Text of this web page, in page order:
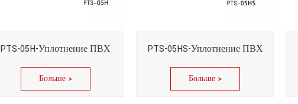
PTS-05H-Уплотнение ПВХ
Больше >
PTS-05HS-Уплотнение ПВХ
Больше >